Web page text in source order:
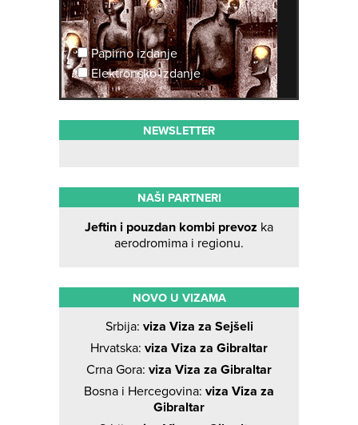
Papirno izdanje
Elektronsko izdanje
NEWSLETTER
NAŠI PARTNERI
Jeftin i pouzdan kombi prevoz ka
aerodromima i regionu.
NOVO U VIZAMA
Srbija: viza Viza za Sejšeli
Hrvatska: viza Viza za Gibraltar
Crna Gora: viza Viza za Gibraltar
Bosna i Hercegovina: viza Viza za
Gibraltar